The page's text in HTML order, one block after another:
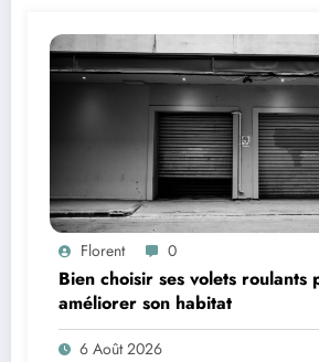
Florent 0
Bien choisir ses volets roulants
améliorer son habitat
6 Août 2026